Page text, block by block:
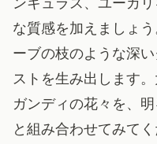
な質感を加えましょ
ーブの枝のような深
ストを生み出します
ガンディの花々を、
と組み合わせてみてく